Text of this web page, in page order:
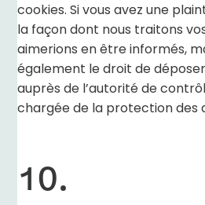
cookies. Si vous avez une
la façon dont nous traitons
aimerions en être informés,
également le droit de
auprès de l’autorité de
chargée de la protection des
10.